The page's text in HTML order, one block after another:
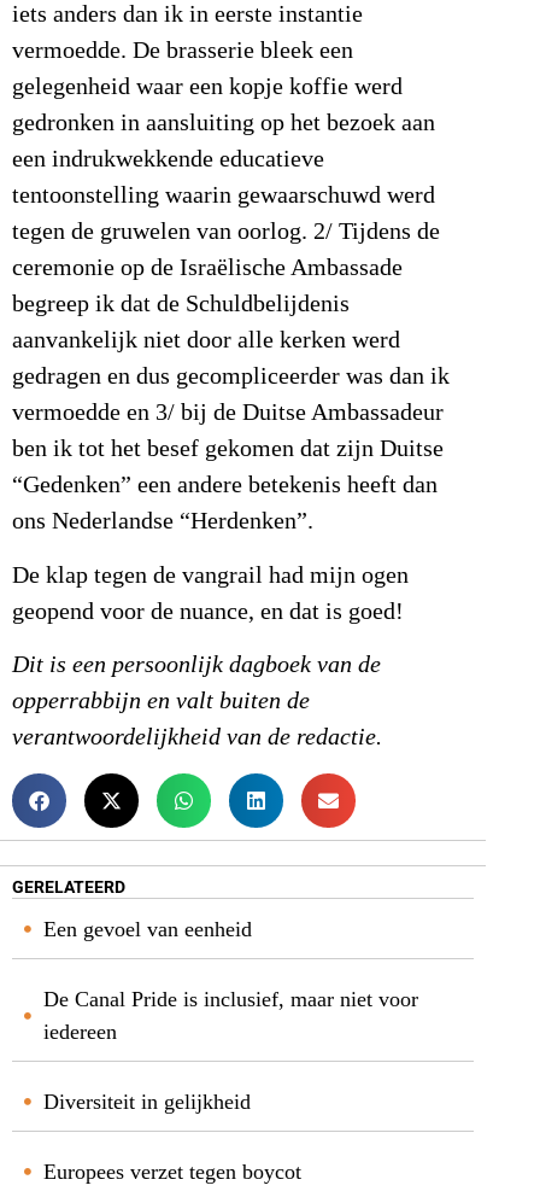
iets anders dan ik in eerste instantie
vermoedde. De brasserie bleek een
gelegenheid waar een kopje koffie werd
gedronken in aansluiting op het bezoek aan
een indrukwekkende educatieve
tentoonstelling waarin gewaarschuwd werd
tegen de gruwelen van oorlog. 2/ Tijdens de
ceremonie op de Israëlische Ambassade
begreep ik dat de Schuldbelijdenis
aanvankelijk niet door alle kerken werd
gedragen en dus gecompliceerder was dan ik
vermoedde en 3/ bij de Duitse Ambassadeur
ben ik tot het besef gekomen dat zijn Duitse
“Gedenken” een andere betekenis heeft dan
ons Nederlandse “Herdenken”.
De klap tegen de vangrail had mijn ogen
geopend voor de nuance, en dat is goed!
Dit is een persoonlijk dagboek van de
opperrabbijn en valt buiten de
verantwoordelijkheid van de redactie.
GERELATEERD
Een gevoel van eenheid
De Canal Pride is inclusief, maar niet voor
iedereen
Diversiteit in gelijkheid
Europees verzet tegen boycot